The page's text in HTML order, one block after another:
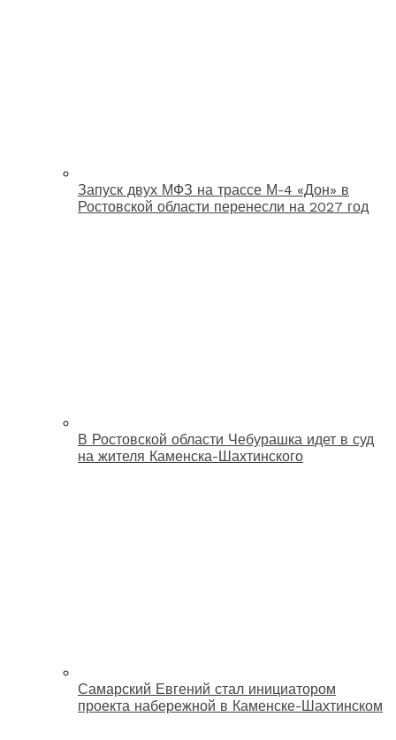
Запуск двух МФЗ на трассе М-4 «Дон» в
Ростовской области перенесли на 2027 год
В Ростовской области Чебурашка идет в суд
на жителя Каменска-Шахтинского
Самарский Евгений стал инициатором
проекта набережной в Каменске-Шахтинском